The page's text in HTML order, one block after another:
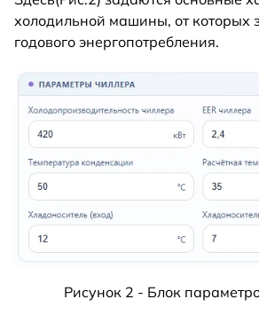
холодильной машины, от которых
годового энергопотребления.
Рисунок 2 - Блок